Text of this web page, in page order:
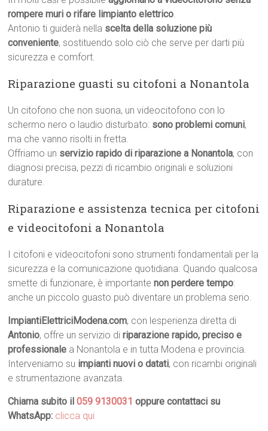
rompere muri o rifare limpianto elettrico.
Antonio ti guiderà nella scelta della soluzione più
conveniente, sostituendo solo ciò che serve per darti più
sicurezza e comfort.
Riparazione guasti su citofoni a Nonantola
Un citofono che non suona, un videocitofono con lo
schermo nero o laudio disturbato: sono problemi comuni,
ma che vanno risolti in fretta.
Offriamo un servizio rapido di riparazione a Nonantola, con
diagnosi precisa, pezzi di ricambio originali e soluzioni
durature.
Riparazione e assistenza tecnica per citofoni
e videocitofoni a Nonantola
I citofoni e videocitofoni sono strumenti fondamentali per la
sicurezza e la comunicazione quotidiana. Quando qualcosa
smette di funzionare, è importantenon perdere tempo:
anche un piccolo guasto può diventare un problema serio.
ImpiantiElettriciModena.com, con lesperienza diretta di
Antonio, offre un servizio diriparazione rapido, preciso e
professionale a Nonantola e in tutta Modena e provincia.
Interveniamo su impianti nuovi o datati, con ricambi originali
e strumentazione avanzata.
Chiama subito il059 9130031 oppure contattaci su
WhatsApp: clicca qui